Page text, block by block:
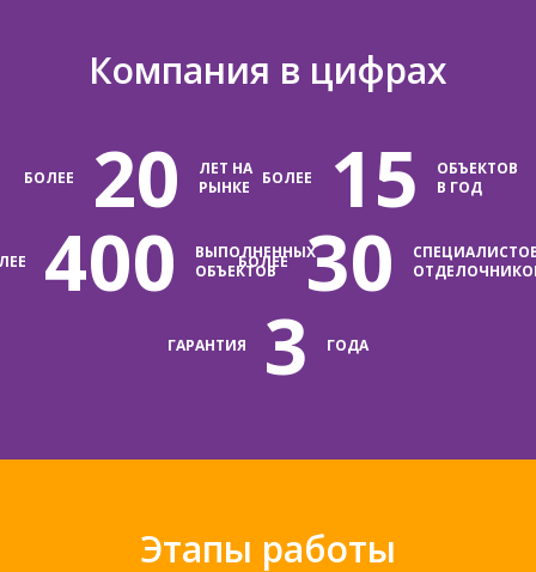
Компания в цифрах
БОЛЕЕ 20
ЛЕТ НА
РЫНКЕ
БОЛЕЕ 15
ОБЪЕКТОВ
В ГОД
400
ВЫПОЛНЕННЫХ
ОБЪЕКТОВ
БОЛЕЕ 30
ГАРАНТИЯ 3 ГОДА
Этапы работы